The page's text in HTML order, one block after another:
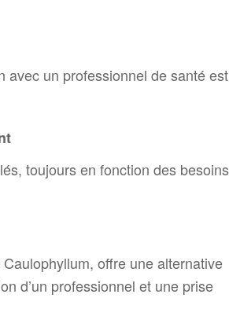
avec un professionnel de santé est
toujours en fonction des besoins
offre une alternative
d’un professionnel et une prise